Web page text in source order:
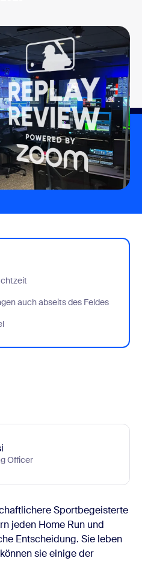
in Echtzeit
auch abseits des Feldes
auch abseits des Feldes
Spiel
Officer
Sportbegeisterte
jeden Home Run und
Entscheidung. Sie leben
sie einige der